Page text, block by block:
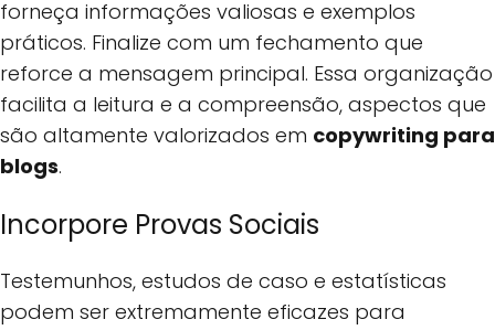
forneça informações valiosas e exemplos
práticos. Finalize com um fechamento que
reforce a mensagem principal. Essa organização
facilita a leitura e a compreensão, aspectos que
são altamente valorizados em copywriting para
blogs.
Incorpore Provas Sociais
Testemunhos, estudos de caso e estatísticas
podem ser extremamente eficazes para